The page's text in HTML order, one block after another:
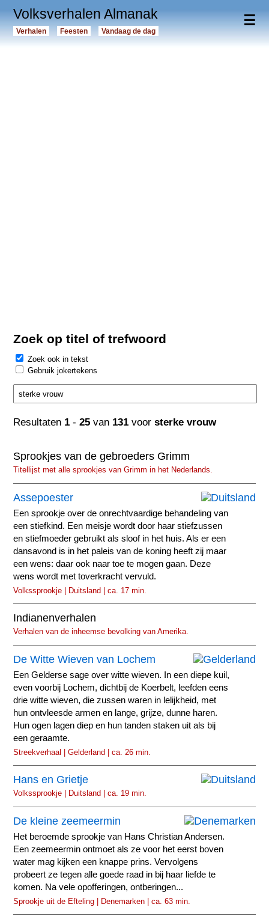
☰
Volksverhalen Almanak
Verhalen Feesten Vandaag de dag
Zoek op titel of trefwoord
Zoek ook in tekst
Gebruik jokertekens
Resultaten 1 -25 van 131 voorsterke vrouw
Sprookjes van de gebroeders Grimm
Titellijst met alle sprookjes van Grimm in het Nederlands.
Assepoester
Een sprookje over de onrechtvaardige behandeling van
een stiefkind. Een meisje wordt door haar stiefzussen
en stiefmoeder gebruikt als sloof in het huis. Als er een
dansavond is in het paleis van de koning heeft zij maar
een wens: daar ook naar toe te mogen gaan. Deze
wens wordt met toverkracht vervuld.
Volkssprookje | Duitsland | ca. 17 min.
Indianenverhalen
Verhalen van de inheemse bevolking van Amerika.
De Witte Wieven van Lochem
Een Gelderse sage over witte wieven. In een diepe kuil,
even voorbij Lochem, dichtbij de Koerbelt, leefden eens
drie witte wieven, die zussen waren in lelijkheid, met
hun ontvleesde armen en lange, grijze, dunne haren.
Hun ogen lagen diep en hun tanden staken uit als bij
een geraamte.
Streekverhaal | Gelderland | ca. 26 min.
Hans en Grietje
Volkssprookje | Duitsland | ca. 19 min.
De kleine zeemeermin
Het beroemde sprookje van Hans Christian Andersen.
Een zeemeermin ontmoet als ze voor het eerst boven
water mag kijken een knappe prins. Vervolgens
probeert ze tegen alle goede raad in bij haar liefde te
komen. Na vele opofferingen, ontberingen...
Sprookje uit de Efteling | Denemarken | ca. 63 min.